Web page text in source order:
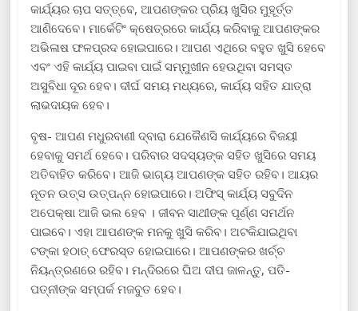
କାର୍ଯ୍ୟର ଚାପ ସତ୍ତ୍ବେ, ଆପଣଙ୍କର ପ୍ରିୟ ଖୁସିର ମୁହୂର୍ତ୍ତ
ଆଣିଦେବେ। ମାର୍କେଟିଂ କ୍ଷେତ୍ରରେ କାର୍ଯ୍ୟ କରିବାକୁ ଆପଣଙ୍କର
ଅଭିଳାଷ ଫଳପ୍ରଦ ହୋଇପାରେ। ଆପଣ ଏଥିରେ ବହୁତ ଖୁସି ହେବେ
ଏବଂ ଏହି କାର୍ଯ୍ୟ ପାଇବା ପାଇଁ ସମ୍ମୁଖୀନ ହେଉଥିବା ସମସ୍ତ
ଅସୁବିଧା ଦୂର ହେବ। ଦୀର୍ଘ ସମୟ ମଧ୍ୟରେ, କାର୍ଯ୍ୟ ସହିତ ଯାତ୍ରା
ଲାଭଦାୟକ ହେବ।
ବୃଷ- ଆପଣ ମଧୁରବାଣୀ ଦ୍ବାରା ଯେକୈଣସି କାର୍ଯ୍ୟରେ ବିଜୟୀ
ହେବାକୁ ସମର୍ଥ ହେବେ। ପରିବାର ସଦସ୍ୟଙ୍କ ସହିତ ଖୁସିରେ ସମୟ
ଅତିବାହିତ କରିବେ। ଆଜି ଭାଗ୍ୟ ଆପଣଙ୍କ ସହିତ ରହିବ। ଆୟର
ନୂତନ ଉତ୍ସ ଉତ୍ପନ୍ନ ହୋଇପାରେ। ଅଫିସ୍ କାର୍ଯ୍ୟ ସବୁଦିନ
ଅପେକ୍ଷା ଆଜି ଭଲ ହେବ । ଜୀବନ ସାଥୀଙ୍କ ପୂର୍ଣ୍ଣ ସମର୍ଥନ
ପାଇବେ। ଏହା ଆପଣଙ୍କ ମନକୁ ଖୁସି କରିବ। ଅଟକିଯାଇଥିବା
ଟଙ୍କା ହଠାତ୍ ଫେରସ୍ତ ହୋଇପାରେ। ଆପଣଙ୍କର ଖର୍ଚ୍ଚ
ନିୟନ୍ତ୍ରଣରେ ରହିବ। ମନ୍ଦିରରେ ଘିଅ ଦୀପ ଜାଳନ୍ତୁ, ପତି-
ପତ୍ନୀଙ୍କ ସମ୍ପର୍କ ମଜବୁତ ହେବ।